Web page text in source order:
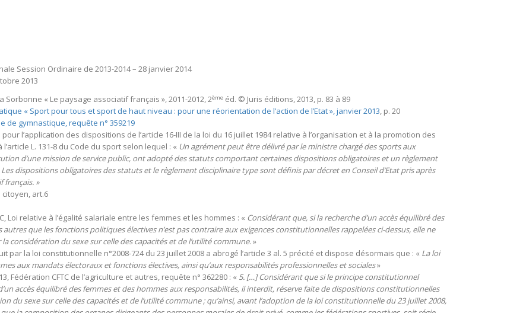
Session Ordinaire de 2013-2014 – 28 janvier 2014
2013
Sorbonne « Le paysage associatif français », 2011-2012, 2ème éd. © Juris éditions, 2013, p. 83 à 89
« Sport pour tous et sport de haut niveau : pour une réorientation de l’action de l’Etat », janvier 2013, p. 20
de gymnastique, requête n° 359219
l’application des dispositions de l’article 16-III de la loi du 16 juillet 1984 relative à l’organisation et à la promotion des
L. 131-8 du Code du sport selon lequel : « Un agrément peut être délivré par le ministre chargé des sports aux
d’une mission de service public, ont adopté des statuts comportant certaines dispositions obligatoires et un règlement
dispositions obligatoires des statuts et le règlement disciplinaire type sont définis par décret en Conseil d’Etat pris après
français. »
citoyen, art.6
Loi relative à l’égalité salariale entre les femmes et les hommes : « Considérant que, si la recherche d’un accès équilibré des
que les fonctions politiques électives n’est pas contraire aux exigences constitutionnelles rappelées ci-dessus, elle ne
considération du sexe sur celle des capacités et de l’utilité commune. »
par la loi constitutionnelle n°2008-724 du 23 juillet 2008 a abrogé l’article 3 al. 5 précité et dispose désormais que : « La loi
aux mandats électoraux et fonctions électives, ainsi qu’aux responsabilités professionnelles et sociales»
Fédération CFTC de l’agriculture et autres, requête n° 362280 : « 5. […] Considérant que si le principe constitutionnel
accès équilibré des femmes et des hommes aux responsabilités, il interdit, réserve faite de dispositions constitutionnelles
du sexe sur celle des capacités et de l’utilité commune ; qu’ainsi, avant l’adoption de la loi constitutionnelle du 23 juillet 2008,